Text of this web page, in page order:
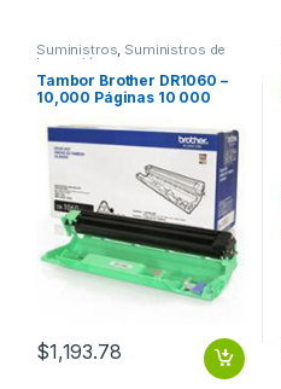
Suministros, Suministros de
Impresión
Tambor Brother DR1060 –
10,000 Páginas 10 000
$1,193.78